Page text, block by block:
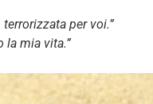
per voi.”
la mia vita.”